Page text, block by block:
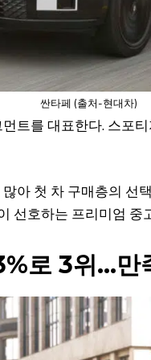
싼타페 (출처-현대차)
트를 대표한다. 스포
아 첫 차 구매층의 선
선호하는 프리미엄 중
로 3위…만